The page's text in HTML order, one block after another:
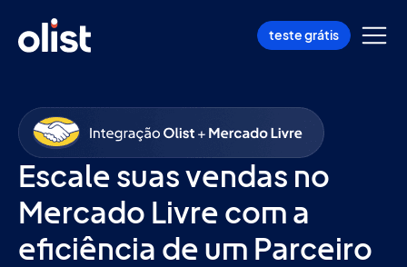
teste grátis
Escale suas vendas no
Mercado Livre com a
eficiência de um Parceiro